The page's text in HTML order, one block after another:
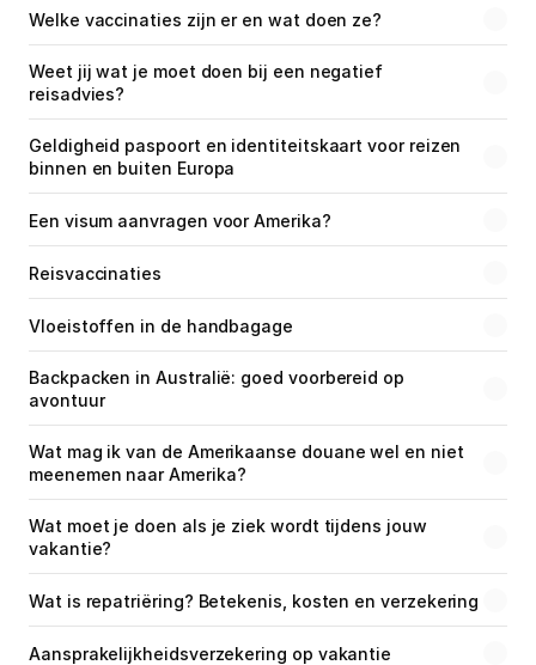
Welke vaccinaties zijn er en wat doen ze?
Weet jij wat je moet doen bij een negatief
reisadvies?
Geldigheid paspoort en identiteitskaart voor reizen
binnen en buiten Europa
Een visum aanvragen voor Amerika?
Reisvaccinaties
Vloeistoffen in de handbagage
Backpacken in Australië: goed voorbereid op
avontuur
Wat mag ik van de Amerikaanse douane wel en niet
meenemen naar Amerika?
Wat moet je doen als je ziek wordt tijdens jouw
vakantie?
Wat is repatriëring? Betekenis, kosten en verzekering
Aansprakelijkheidsverzekering op vakantie